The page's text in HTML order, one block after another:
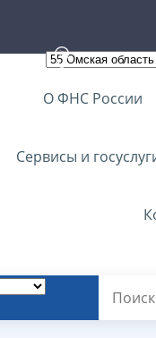
О ФНС России
Сервисы и